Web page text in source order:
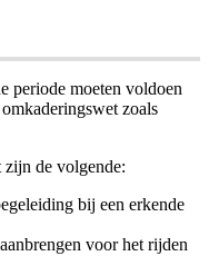
periode moeten voldoen
zoals
de volgende:
bij een erkende
voor het rijden